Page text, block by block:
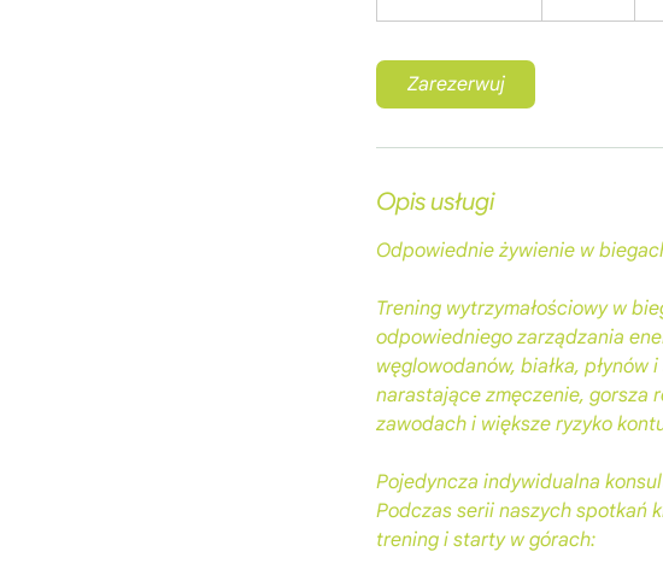
g
d
z
n
Zarezerwuj
Opis usługi
Odpowiednie żywienie w
Trening wytrzymałościowy w
odpowiedniego zarządzania
węglowodanów, białka,
narastające zmęczenie, gorsza
zawodach i większe ryzyko
Pojedyncza indywidualna
Podczas serii naszych spotkań
trening i starty w górach: